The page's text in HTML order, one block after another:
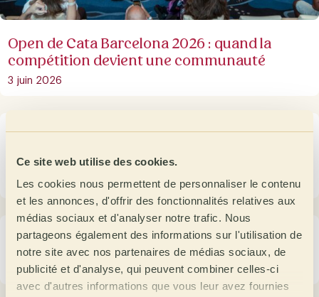
Ce site web utilise des cookies.
Les cookies nous permettent de personnaliser le contenu
et les annonces, d'offrir des fonctionnalités relatives aux
médias sociaux et d'analyser notre trafic. Nous
partageons également des informations sur l'utilisation de
notre site avec nos partenaires de médias sociaux, de
publicité et d'analyse, qui peuvent combiner celles-ci
avec d'autres informations que vous leur avez fournies
Open de Cata Barcelona 2026 : quand la
compétition devient une communauté
3 juin 2026
Pre Open de Cata 2026 au Portugal : deux
compétition
8 mai 2026
Pre Open de Cata 2026 en France : Paris met
à l’épreuve la précision sensorielle du café
30 avril 2026